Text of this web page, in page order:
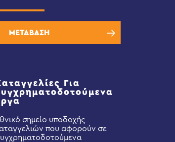
ΜΕΤΑΒΑΣΗ
Για
σημείο υποδοχής
που αφορούν σε